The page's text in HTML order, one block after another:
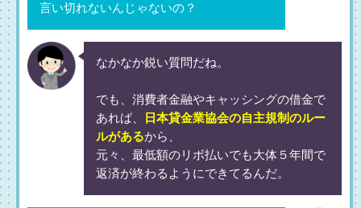
言い切れないんじゃないの？
なかなか鋭い質問だね。
でも、消費者金融やキャッシングの借金で
あれば、
日本貸金業協会の自主規制のルー
ルがあるから、
元々、最低額のリボ払いでも大体５年間で
返済が終わるようにできてるんだ。